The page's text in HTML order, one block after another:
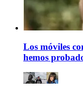
Los móviles
hemos